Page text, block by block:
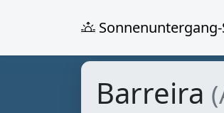
Barreira